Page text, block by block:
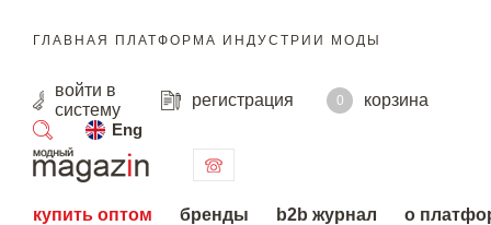
ГЛАВНАЯ ПЛАТФОРМА ИНДУСТРИИ МОДЫ
войти в
систему
регистрация 0
корзина
Eng
поиск
купить оптом бренды b2b журнал о